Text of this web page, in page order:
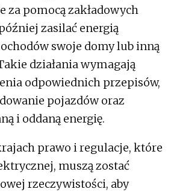
za pomocą zakładowych
zasilać energią
swoje domy lub inną
działania wymagają
odpowiednich przepisów,
pojazdów oraz
i oddaną energię.
prawo i regulacje, które
muszą zostać
rzeczywistości, aby